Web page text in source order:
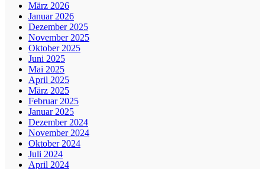
März 2026
Januar 2026
Dezember 2025
November 2025
Oktober 2025
Juni 2025
Mai 2025
April 2025
März 2025
Februar 2025
Januar 2025
Dezember 2024
November 2024
Oktober 2024
Juli 2024
April 2024